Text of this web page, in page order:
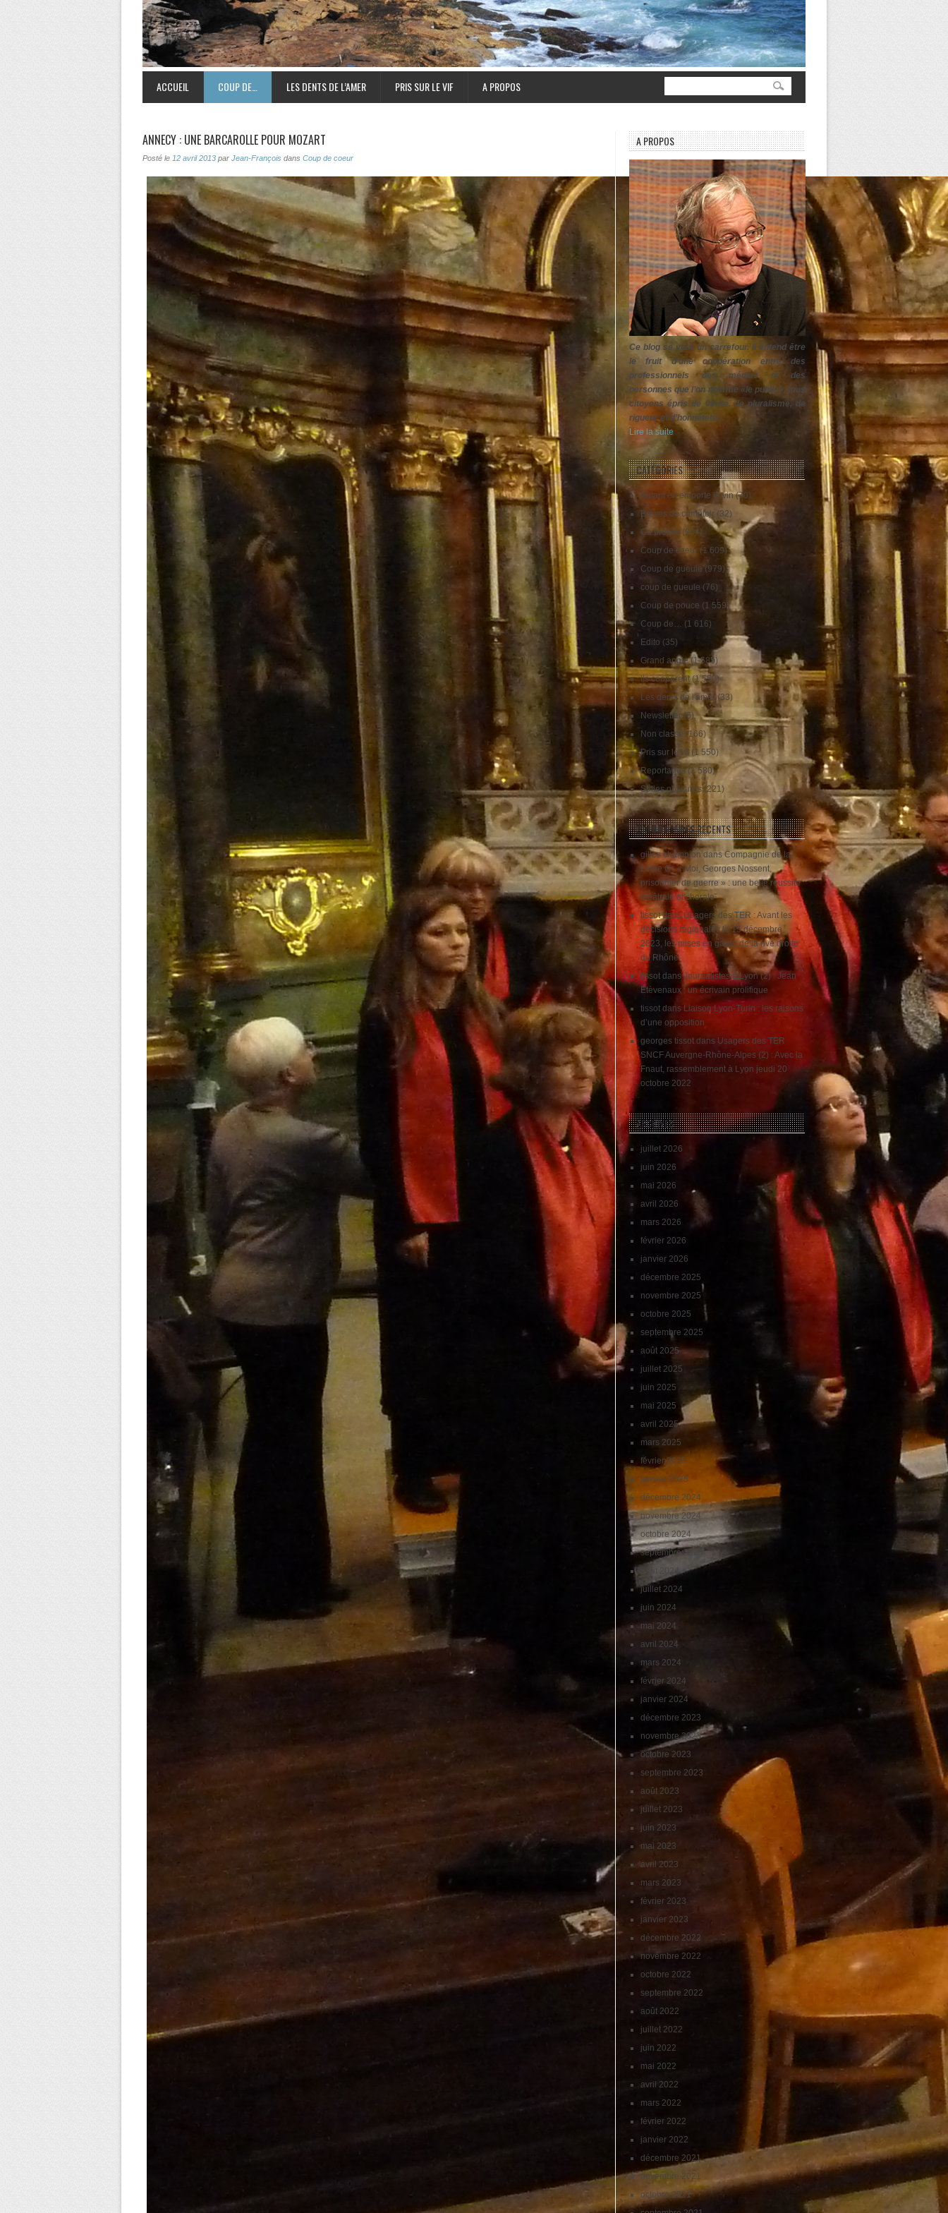
ACCUEIL COUP DE… LES DENTS DE L’AMER PRIS SUR LE VIF A PROPOS
ANNECY : UNE BARCAROLLE POUR MOZART
Posté le 12 avril 2013 par Jean-François dans Coup de coeur
A PROPOS
Ce blog se veut un carrefour. Il entend être
le fruit d’une coopération entre des
professionnels des médias et des
personnes que l’on nomme «le public», tous
citoyens épris de vérité, de pluralisme, de
rigueur et d’honnêteté...
Lire la suite
CATÉGORIES
Autant en emporte le vin(70)
Brèves de comptoir (32)
Ca presse (944)
Coup de coeur (1 609)
Coup de gueule(979)
coup de gueule (76)
Coup de pouce (1 559)
Coup de… (1 616)
Edito (35)
Grand angle(1 585)
Ils coopérent(1 550)
Les dents de l'amer (33)
Newsletter(6)
Non classé (166)
Pris sur le vif (1 550)
Reportages(1 580)
Salles obscures (221)
COMMENTAIRES RÉCENTS
gilles champion dans Compagnie de la
Lettre G : « Moi, Georges Nossent,
prisonnier de guerre » : une belle réussite
théâtrale et chorale
tissotdans Usagers des TER : Avant les
décisions régionales le 15 décembre
2023, les mises en garde de la rive droite
du Rhône
tissot dansJournalistes à Lyon (2) : Jean
Étèvenaux : un écrivain prolifique
tissot dans Liaison Lyon-Turin : les raisons
d’une opposition
georges tissot dans Usagers des TER
SNCF Auvergne-Rhône-Alpes (2) : Avec la
Fnaut, rassemblement à Lyon jeudi 20
octobre 2022
ARCHIVES
juillet 2026
juin 2026
mai 2026
avril 2026
mars 2026
février 2026
janvier 2026
décembre 2025
novembre 2025
octobre 2025
septembre 2025
août 2025
juillet 2025
juin 2025
mai 2025
avril 2025
mars 2025
février 2025
janvier 2025
décembre 2024
novembre 2024
octobre 2024
septembre 2024
juillet 2024
juin 2024
mai 2024
avril 2024
mars 2024
février 2024
janvier 2024
décembre 2023
novembre 2023
octobre 2023
septembre 2023
août 2023
juillet 2023
juin 2023
mai 2023
avril 2023
mars 2023
février 2023
janvier 2023
décembre 2022
novembre 2022
octobre 2022
septembre 2022
août 2022
juillet 2022
juin 2022
mai 2022
avril 2022
mars 2022
février 2022
janvier 2022
décembre 2021
novembre 2021
octobre 2021